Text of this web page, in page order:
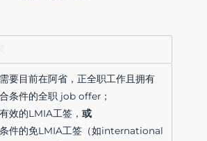
要目前在阿省，正全职工作且拥有
条件的全职 job offer；
效的LMIA工签，或
件的免LMIA工签（如international